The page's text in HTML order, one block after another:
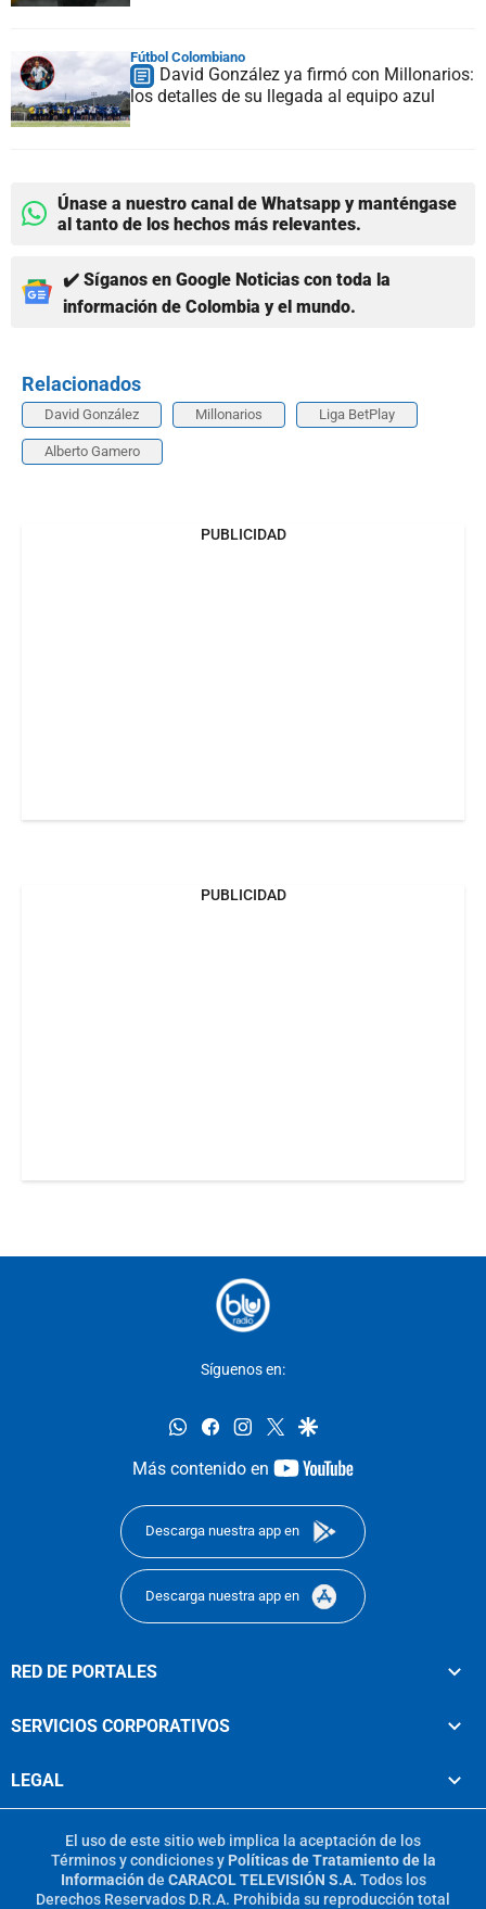
Fútbol Colombiano
David González ya firmó con Millonarios:
los detalles de su llegada al equipo azul
Únase a nuestro canal de Whatsapp y manténgase
al tanto de los hechos más relevantes.
✔️ Síganos en Google Noticias con toda la
información de Colombia y el mundo.
Relacionados
David González Millonarios Liga BetPlay
Alberto Gamero
PUBLICIDAD
PUBLICIDAD
Síguenos en:
whatsappfacebookinstagram
twittergoogle
Más contenido en
youtube-
Descarga nuestra app en
Descarga nuestra app en
RED DE PORTALES
SERVICIOS CORPORATIVOS
LEGAL
El uso de este sitio web implica la aceptación de los
Términos y condicionesy Políticas de Tratamiento de la
Información de CARACOL TELEVISIÓN S.A. Todos los
Derechos Reservados D.R.A. Prohibida su reproducción total